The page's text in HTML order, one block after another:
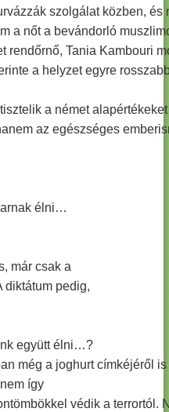
szolgálat közben, és
a nőt a bevándorló
rendőrnő, Tania Kambouri
a helyzet egyre
a német
az egészséges
élni…
már csak a
diktátum pedig,
együtt élni…?
még a joghurt címkéjéről
így
védik a terrortól.